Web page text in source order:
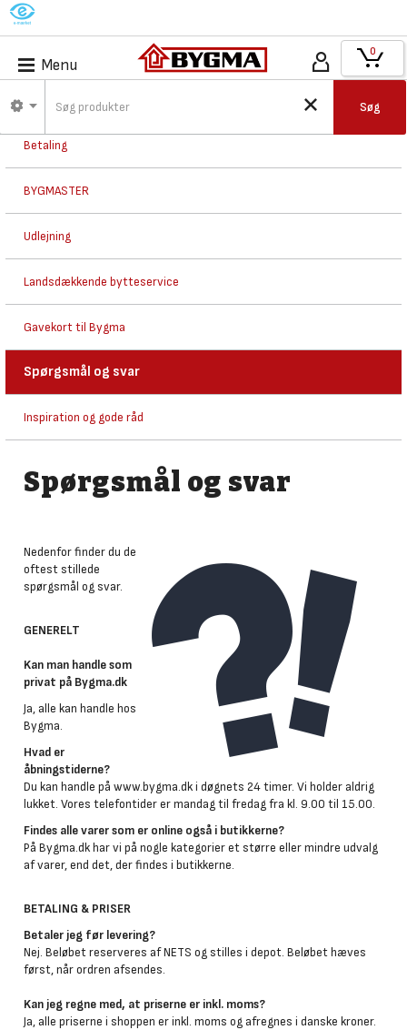
M
Menu
Søg
0
Handelsbetingelser for køb på Bygma.dk
Betaling
BYGMASTER
Udlejning
Landsdækkende bytteservice
Gavekort til Bygma
Spørgsmål og svar
Inspiration og gode råd
Spørgsmål og svar
Nedenfor finder du de
oftest stillede
spørgsmål og svar.
GENERELT
Kan man handle som
privat på Bygma.dk
Ja, alle kan handle hos
Bygma.
Hvad er
åbningstiderne?
Du kan handle på www.bygma.dk i døgnets 24 timer. Vi holder aldrig
lukket. Vores telefontider er mandag til fredag fra kl. 9.00 til 15.00.
Findes alle varer som er online også i butikkerne?
På Bygma.dk har vi på nogle kategorier et større eller mindre udvalg
af varer, end det, der findes i butikkerne.
BETALING & PRISER
Betaler jeg før levering?
Nej. Beløbet reserveres af NETS og stilles i depot. Beløbet hæves
først, når ordren afsendes.
Kan jeg regne med, at priserne er inkl. moms?
Ja, alle priserne i shoppen er inkl. moms og afregnes i danske kroner.